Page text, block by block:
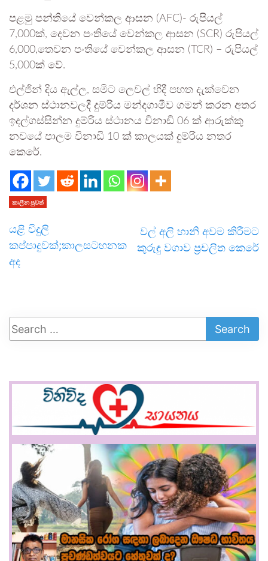
පළමු පන්තියේ වෙන්කල ආසන (AFC)- රුපියල්
7,000ක්, දෙවන පංතියේ වෙන්කල ආසන (SCR) රුපියල්
6,000,තෙවන පංතියේ වෙන්කල ආසන (TCR) – රුපියල්
5,000ක් වේ.
එල්ජින් දිය ඇල්ල, සමිට ලෙවල් හිදී පහත දැක්වෙන
දර්ශන ස්ථානවලදී දුම්රිය මන්දගාමීව ගමන් කරන අතර
ඉදල්ගස්සින්න දුම්රිය ස්ථානය විනාඩි 06 ක් ආරුක්කු
නවයේ පාලම විනාඩි 10 ක් කාලයක් දුම්රිය නතර
කෙරේ.
කාලීන පුවත්
යළි විදුලි
කප්පාදුවක්;කාලසටහනක
අද
වල් අලි හානි අවම කිරීමට
කුරුඳු වගාව ප්‍රචලිත කෙරේ